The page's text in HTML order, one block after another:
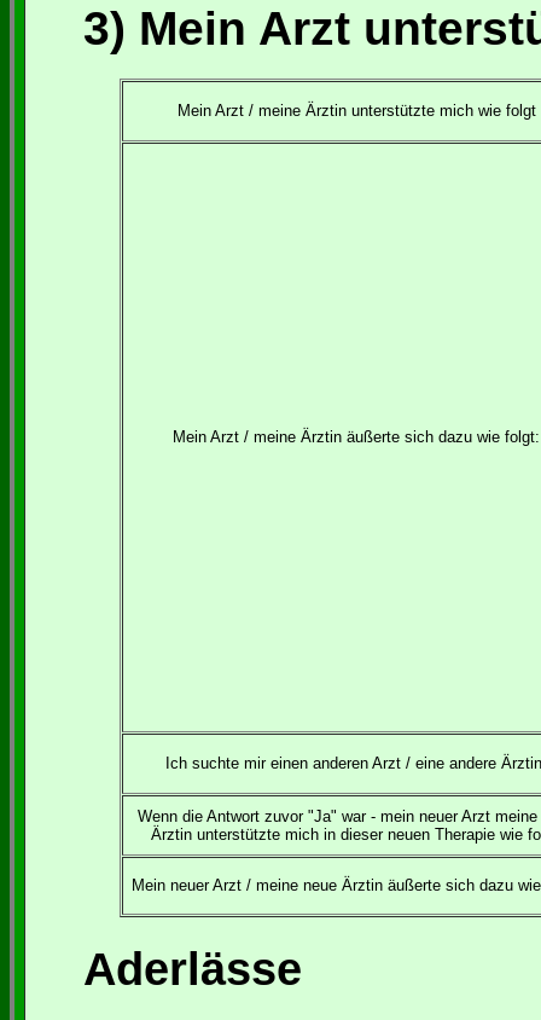
3) Mein Arzt
Mein Arzt / meine Ärztin unterstützte mich wie folgt
Mein Arzt / meine Ärztin äußerte sich dazu wie folgt:
Ich suchte mir einen anderen Arzt / eine andere
Wenn die Antwort zuvor "Ja" war - mein neuer Arzt meine
Ärztin unterstützte mich in dieser neuen Therapie wie
Mein neuer Arzt / meine neue Ärztin äußerte sich dazu
Aderlässe